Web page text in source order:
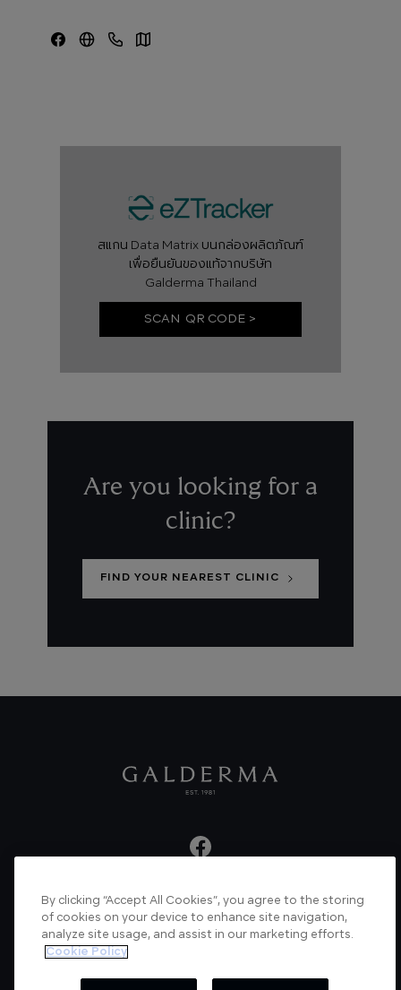
สแกน Data Matrix บนกล่องผลิตภัณฑ์
เพื่อยืนยันของแท้จากบริษัท
Galderma Thailand
SCAN QR CODE >
Are you looking for a
clinic?
FIND YOUR NEAREST CLINIC
About us Articles News Videos
Verified Certificate Contact us
By clicking “Accept All Cookies”, you agree to the storing
of cookies on your device to enhance site navigation,
analyze site usage, and assist in our marketing efforts.
Cookie Policy